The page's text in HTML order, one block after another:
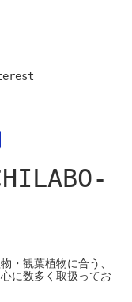
・観葉植物に合う、
に数多く取扱ってお